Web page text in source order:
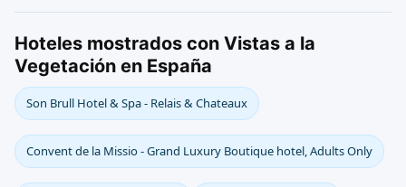
Hoteles mostrados con Vistas a la
Vegetación en España
Son Brull Hotel & Spa - Relais & Chateaux
Convent de la Missio - Grand Luxury Boutique hotel, Adults Only